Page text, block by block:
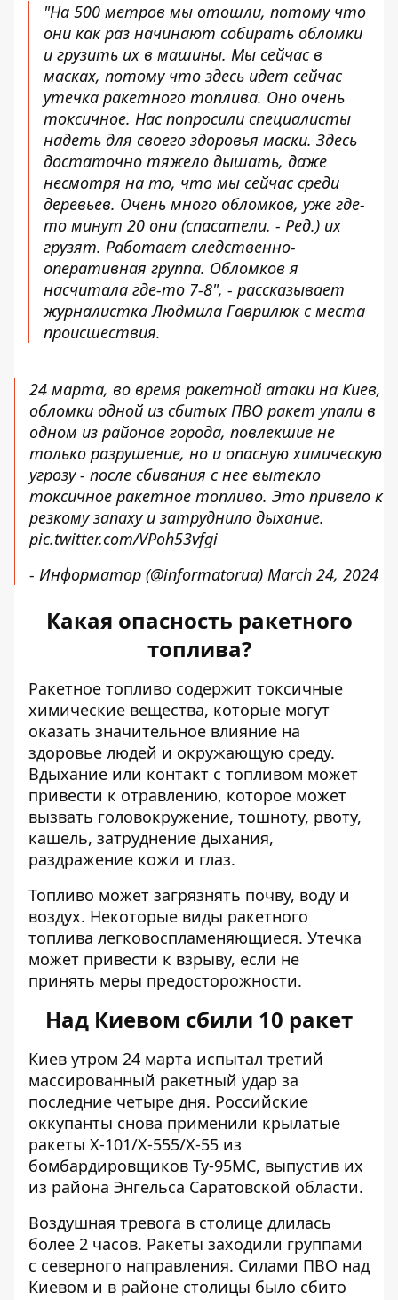
"На 500 метров мы отошли, потому что
они как раз начинают собирать обломки
и грузить их в машины. Мы сейчас в
масках, потому что здесь идет сейчас
утечка ракетного топлива. Оно очень
токсичное. Нас попросили специалисты
надеть для своего здоровья маски. Здесь
достаточно тяжело дышать, даже
несмотря на то, что мы сейчас среди
деревьев. Очень много обломков, уже где-
то минут 20 они (спасатели. - Ред.) их
грузят. Работает следственно-
оперативная группа. Обломков я
насчитала где-то 7-8", - рассказывает
журналистка Людмила Гаврилюк с места
происшествия.
24 марта, во время ракетной атаки на Киев,
обломки одной из сбитых ПВО ракет упали в
одном из районов города, повлекшие не
только разрушение, но и опасную химическую
угрозу - после сбивания с нее вытекло
токсичное ракетное топливо. Это привело к
резкому запаху и затруднило дыхание.
pic.twitter.com/VPoh53vfgi
- Информатор (@informatorua) March 24, 2024
Какая опасность ракетного
топлива?
Ракетное топливо содержит токсичные
химические вещества, которые могут
оказать значительное влияние на
здоровье людей и окружающую среду.
Вдыхание или контакт с топливом может
привести к отравлению, которое может
вызвать головокружение, тошноту, рвоту,
кашель, затруднение дыхания,
раздражение кожи и глаз.
Топливо может загрязнять почву, воду и
воздух. Некоторые виды ракетного
топлива легковоспламеняющиеся. Утечка
может привести к взрыву, если не
принять меры предосторожности.
Над Киевом сбили 10 ракет
Киев утром 24 марта испытал третий
массированный ракетный удар за
последние четыре дня. Российские
оккупанты снова применили крылатые
ракеты Х-101/Х-555/Х-55 из
бомбардировщиков Ту-95МС, выпустив их
из района Энгельса Саратовской области.
Воздушная тревога в столице длилась
более 2 часов. Ракеты заходили группами
с северного направления. Силами ПВО над
Киевом и в районе столицы было сбито